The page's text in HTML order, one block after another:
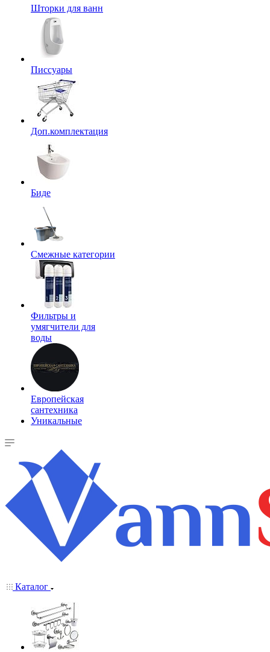
Шторки для ванн
Писсуары
Доп.комплектация
Биде
Смежные категории
Фильтры и
умягчители для
воды
Европейская
сантехника
Уникальные
Каталог